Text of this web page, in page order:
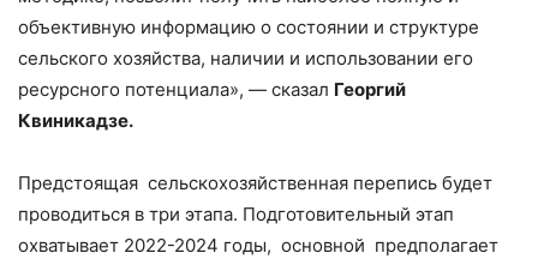
объективную информацию о состоянии и структуре
сельского хозяйства, наличии и использовании его
ресурсного потенциала», — сказал Георгий
Квиникадзе.
Предстоящая сельскохозяйственная перепись будет
проводиться в три этапа. Подготовительный этап
охватывает 2022-2024 годы, основной предполагает